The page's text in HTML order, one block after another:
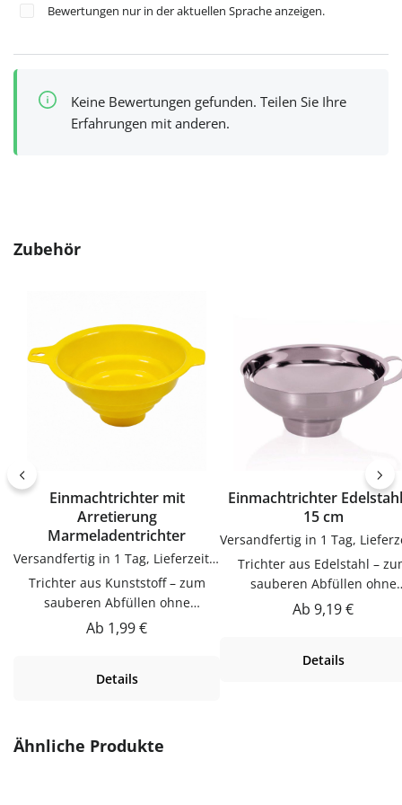
Bewertungen nur in der aktuellen Sprache anzeigen.
Keine Bewertungen gefunden. Teilen Sie Ihre
Erfahrungen mit anderen.
Produktgalerie überspringen
Zubehör
Einmachtrichter mit
Arretierung
Marmeladentrichter
Versandfertig in 1 Tag, Lieferzeit 1-3 Tage
Trichter aus Kunststoff – zum
sauberen Abfüllen ohne
KleckernTrichter zum sauberen
Vorrat und Haushalt – passend zu
BlickMaterial:
Regulärer Preis:
Ab 1,99 €
Details
Einmachtrichter
15 cm
Trichter aus Edelstahl – zum
sauberen Abfüllen ohne
KleckernTrichter zum
Vorrat und Haushalt –
Regulärer Preis:
Ab 9,19 €
Details
Produktgalerie überspringen
Ähnliche Produkte